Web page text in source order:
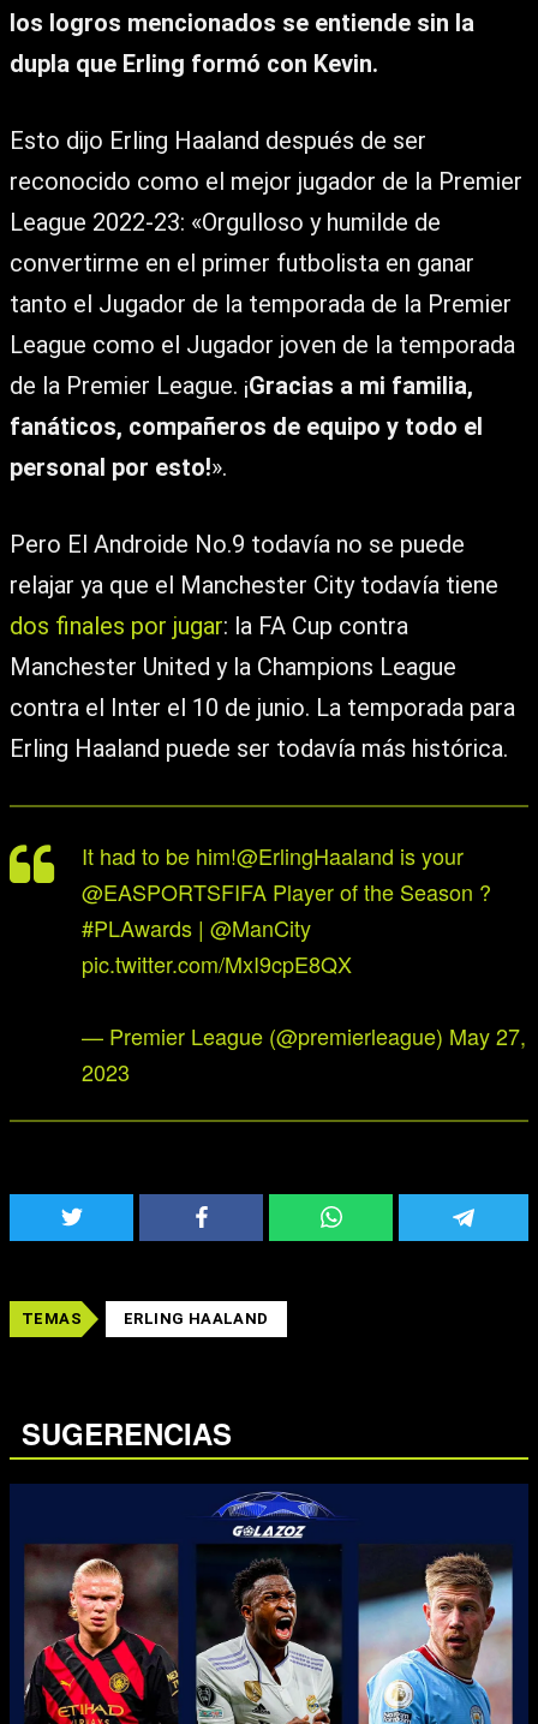
los logros mencionados se entiende sin la
dupla que Erling formó con Kevin.
Esto dijo Erling Haaland después de ser
reconocido como el mejor jugador de la Premier
League 2022-23: «Orgulloso y humilde de
convertirme en el primer futbolista en ganar
tanto el Jugador de la temporada de la Premier
League como el Jugador joven de la temporada
de la Premier League. ¡Gracias a mi familia,
fanáticos, compañeros de equipo y todo el
personal por esto!».
Pero El Androide No.9 todavía no se puede
relajar ya que el Manchester City todavía tiene
dos finales por jugar: la FA Cup contra
Manchester United y la Champions League
contra el Inter el 10 de junio. La temporada para
Erling Haaland puede ser todavía más histórica.
It had to be him!@ErlingHaaland is your
@EASPORTSFIFA Player of the Season ?
#PLAwards | @ManCity
pic.twitter.com/MxI9cpE8QX
— Premier League (@premierleague) May 27,
2023
TEMAS ERLING HAALAND
SUGERENCIAS